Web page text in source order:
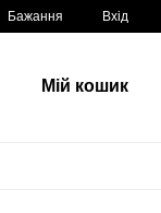
Бажання Вхід
Мій кошик